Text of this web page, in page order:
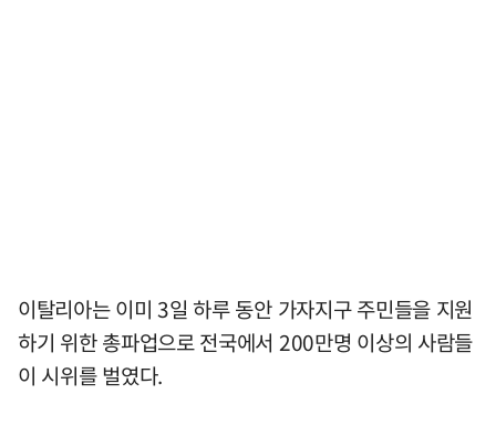
이탈리아는 이미 3일 하루 동안 가자지구 주민들을 지원
하기 위한 총파업으로 전국에서 200만명 이상의 사람들
이 시위를 벌였다.